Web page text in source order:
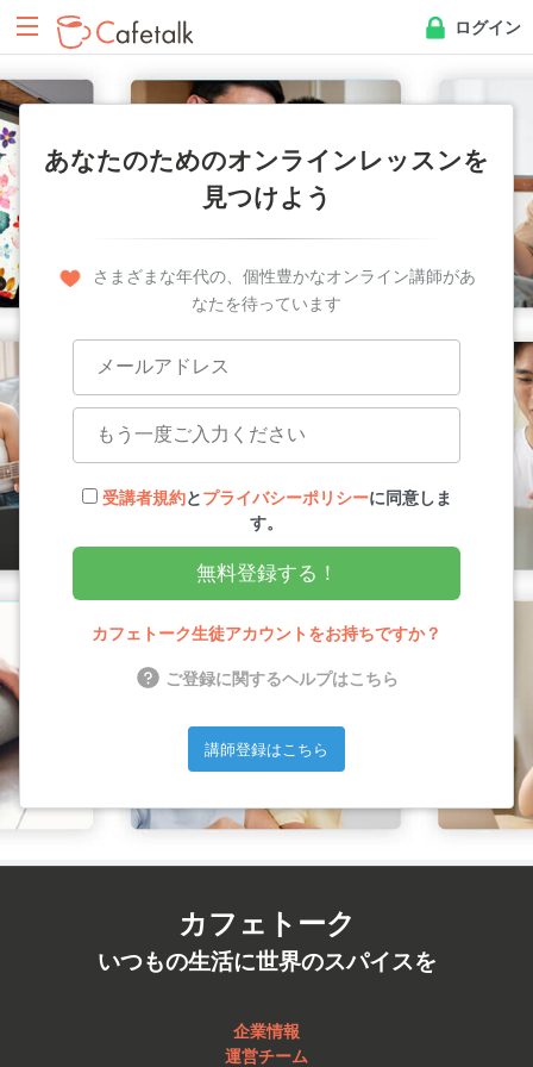
ログイン
あなたのためのオンラインレッスンを
見つけよう
さまざまな年代の、個性豊かなオンライン講師があ
なたを待っています
受講者規約とプライバシーポリシーに同意しま
す。
無料登録する！
カフェトーク生徒アカウントをお持ちですか？
ご登録に関するヘルプはこちら
講師登録はこちら
カフェトーク
いつもの生活に世界のスパイスを
企業情報
運営チーム